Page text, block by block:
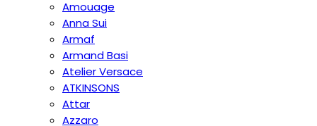
Amouage
Anna Sui
Armaf
Armand Basi
Atelier Versace
ATKINSONS
Attar
Azzaro